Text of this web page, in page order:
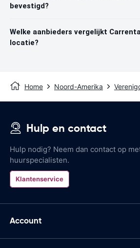
bevestigd?
Welke aanbieders vergelijkt
locatie?
Home Noord-Amerika
Hulp en contact
Hulp nodig? Neem dan contact op
huurspecialisten.
Klantenservice
Account